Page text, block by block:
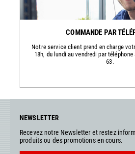
COMMANDE PAR
Notre service client prend en charge
18h, du lundi au vendredi par téléphone
63.
NEWSLETTER
Recevez notre Newsletter et restez
produits ou des promotions en cours.